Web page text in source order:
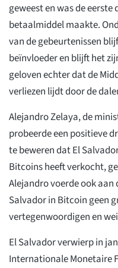
geweest en was de
betaalmiddel maakte.
van de gebeurtenissen
beïnvloeder en blijft het
geloven echter dat de
verliezen lijdt door de
Alejandro Zelaya, de
probeerde een positieve
te beweren dat El
Bitcoins heeft verkocht,
Alejandro voerde ook
Salvador in Bitcoin geen
vertegenwoordigen en
El Salvador verwierp in
Internationale Monetaire